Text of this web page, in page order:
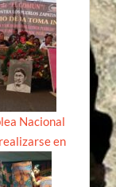
Nacional
en